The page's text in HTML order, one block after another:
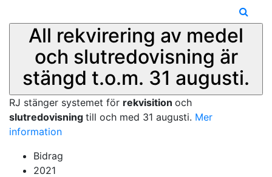
All rekvirering av medel
och slutredovisning är
stängd t.o.m. 31 augusti.
RJ stänger systemet för rekvisition och
slutredovisning till och med 31 augusti. Mer
information
Bidrag
2021